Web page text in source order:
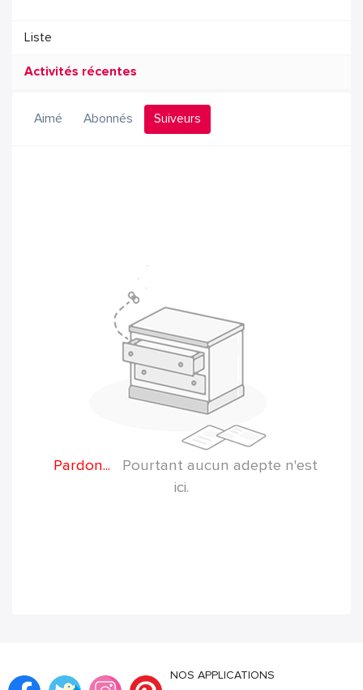
Liste
Activités récentes
Aimé Abonnés Suiveurs
Pardon...
Pourtant aucun adepte n'est
ici.
NOS APPLICATIONS